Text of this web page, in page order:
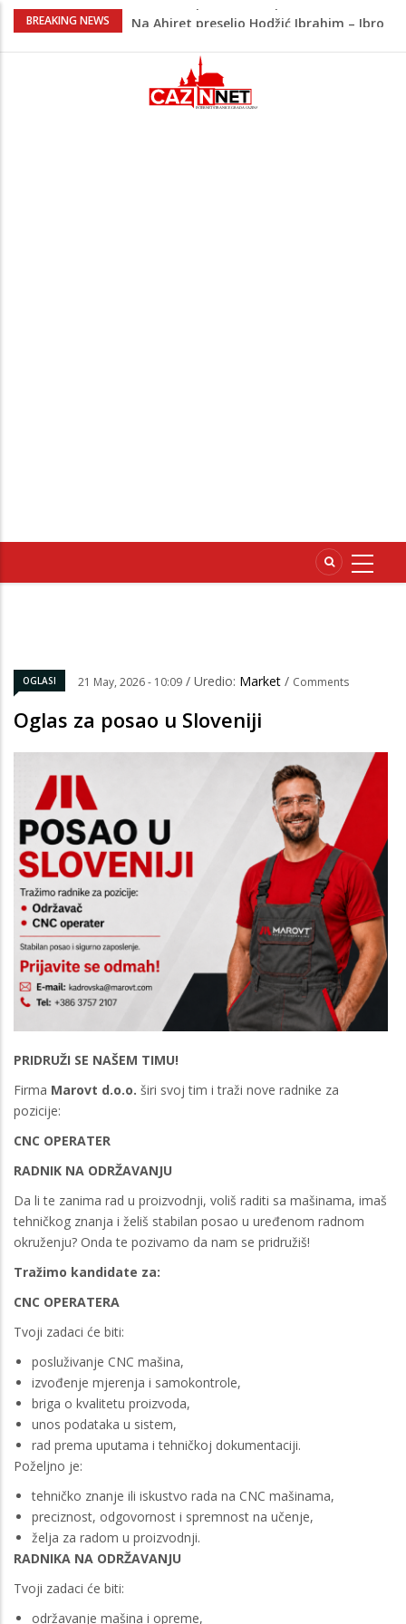
BREAKING NEWS
Na Ahiret preselio Hodžić Ibrahim – Ibro
Bliski istok na ivici nove eskalacije?
Napad na rafineriju Saudi Aramca
podigao tenzije
OGLASI 21 May, 2026 - 10:09 / Uredio: Market / Comments
Oglas za posao u Sloveniji
PRIDRUŽI SE NAŠEM TIMU!
Firma Marovt d.o.o. širi svoj tim i traži nove radnike za
pozicije:
CNC OPERATER
RADNIK NA ODRŽAVANJU
Da li te zanima rad u proizvodnji, voliš raditi sa mašinama, imaš
tehničkog znanja i želiš stabilan posao u uređenom radnom
okruženju? Onda te pozivamo da nam se pridružiš!
Tražimo kandidate za:
CNC OPERATERA
Tvoji zadaci će biti:
posluživanje CNC mašina,
izvođenje mjerenja i samokontrole,
briga o kvalitetu proizvoda,
unos podataka u sistem,
rad prema uputama i tehničkoj dokumentaciji.
Poželjno je:
tehničko znanje ili iskustvo rada na CNC mašinama,
preciznost, odgovornost i spremnost na učenje,
želja za radom u proizvodnji.
RADNIKA NA ODRŽAVANJU
Tvoji zadaci će biti:
održavanje mašina i opreme,